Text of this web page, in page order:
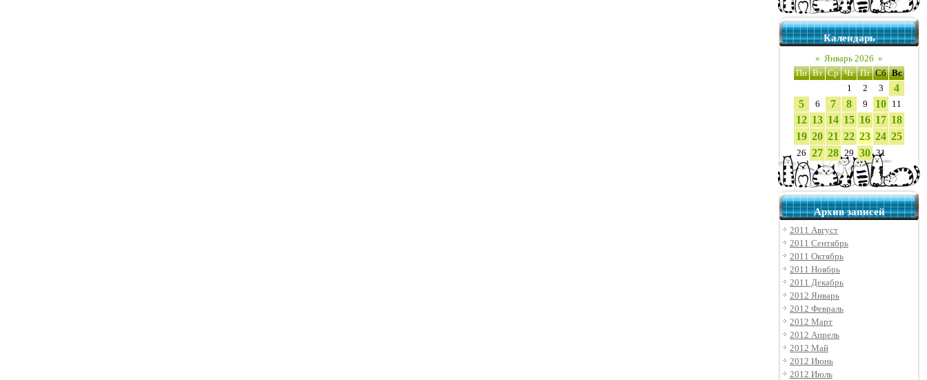
Календарь
« Январь 2026 »
Пн Вт Ср Чт Пт Сб Вс
1
2 3
4
5
6 7 8 9 10 11
12 13 14 15 16 17 18
19 20 21 22 23 24 25
26 27 28 29 30 31
Архив записей
2011 Август
2011 Сентябрь
2011 Октябрь
2011 Ноябрь
2011 Декабрь
2012 Январь
2012 Февраль
2012 Март
2012 Апрель
2012 Май
2012 Июнь
2012 Июль